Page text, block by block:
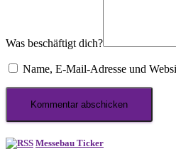
Was beschäftigt dich?
Name, E-Mail-Adresse und
Messebau Ticker